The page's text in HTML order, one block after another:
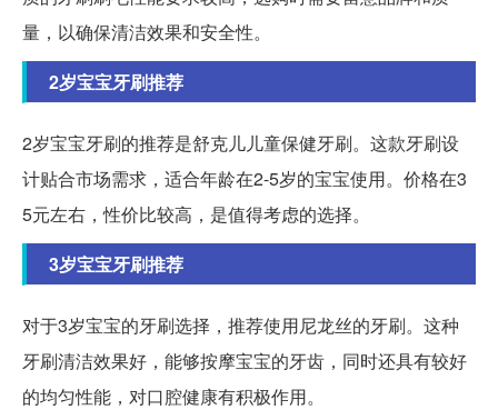
量，以确保清洁效果和安全性。
2岁宝宝牙刷推荐
2岁宝宝牙刷的推荐是舒克儿儿童保健牙刷。这款牙刷设
计贴合市场需求，适合年龄在2-5岁的宝宝使用。价格在3
5元左右，性价比较高，是值得考虑的选择。
3岁宝宝牙刷推荐
对于3岁宝宝的牙刷选择，推荐使用尼龙丝的牙刷。这种
牙刷清洁效果好，能够按摩宝宝的牙齿，同时还具有较好
的均匀性能，对口腔健康有积极作用。